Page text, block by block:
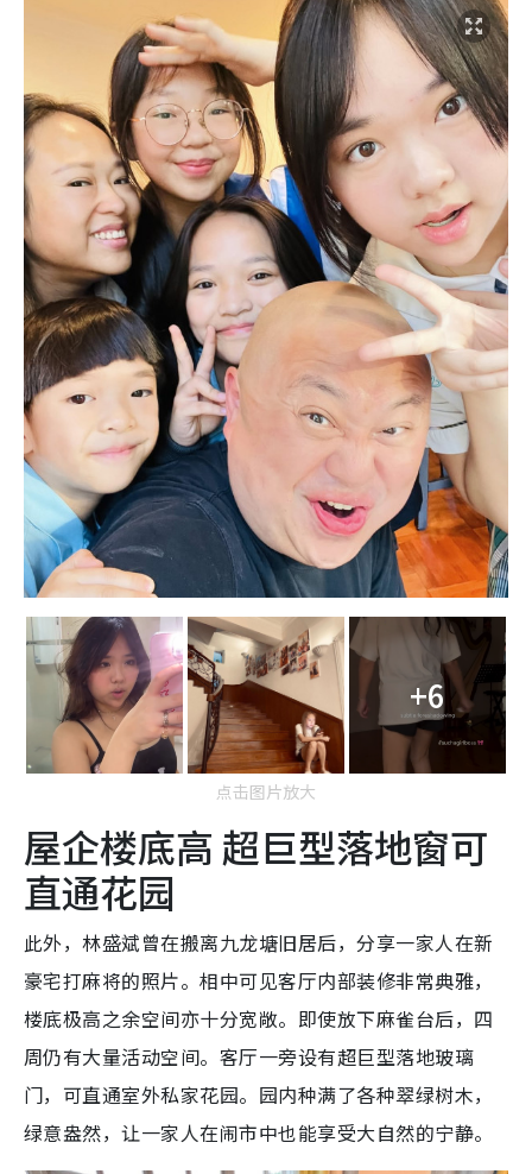
+6
点击图片放大
屋企楼底高 超巨型落地窗可
直通花园
此外，林盛斌曾在搬离九龙塘旧居后，分享一家人在新
豪宅打麻将的照片。相中可见客厅内部装修非常典雅，
楼底极高之余空间亦十分宽敞。即使放下麻雀台后，四
周仍有大量活动空间。客厅一旁设有超巨型落地玻璃
门，可直通室外私家花园。园内种满了各种翠绿树木，
绿意盎然，让一家人在闹市中也能享受大自然的宁静。